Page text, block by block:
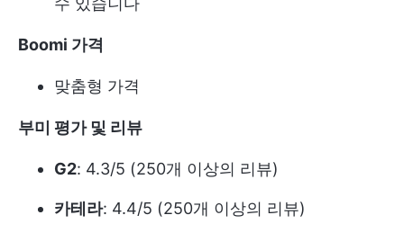
Boomi 가격
맞춤형 가격
부미 평가 및 리뷰
G2: 4.3/5 (250개 이상의 리뷰)
카테라: 4.4/5 (250개 이상의 리뷰)